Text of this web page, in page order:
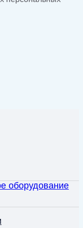
оборудование